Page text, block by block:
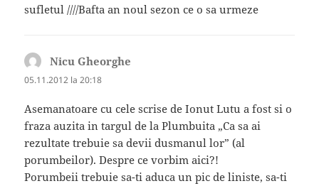
sufletul ////Bafta an noul sezon ce o sa urmeze
Nicu Gheorghe
05.11.2012 la 20:18
Asemanatoare cu cele scrise de Ionut Lutu a fost si o
fraza auzita in targul de la Plumbuita „Ca sa ai
rezultate trebuie sa devii dusmanul lor” (al
porumbeilor). Despre ce vorbim aici?!
Porumbeii trebuie sa-ti aduca un pic de liniste, sa-ti